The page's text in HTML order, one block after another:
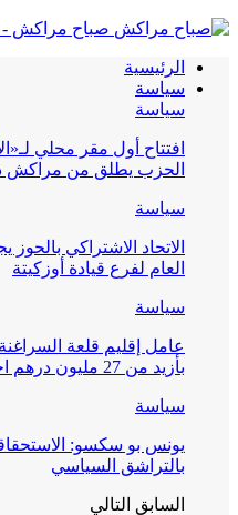
صباح مراكش -
الرئيسية
سياسة
سياسة
افتتاح أول مقر محلي
الحزب يطلق من مراكش
سياسة
الاتحاد الاشتراكي بالحوز
العام لفرع قيادة أوزكيتة
سياسة
عامل إقليم قلعة
بأزيد من 27 مليون درهم احتفاءً…
سياسة
يونس بو سكسو:
بالتراشق السياسي
السابق التالي